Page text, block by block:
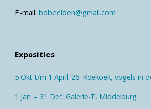
E-mail: bdbeelden@gmail.com
Exposities
5 Okt t/m 1 April ’26: Koekoek, vogels in
1 Jan. – 31 Dec. Galerie-T, Middelburg